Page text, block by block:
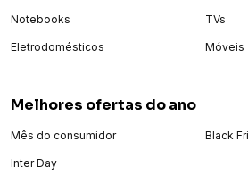
Notebooks
Eletrodomésticos
TVs
Móveis
Melhores ofertas do ano
Mês do consumidor
Inter Day
Black